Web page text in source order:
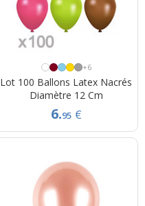
+6
Lot 100 Ballons Latex Nacrés
Diamètre 12 Cm
6.95 €